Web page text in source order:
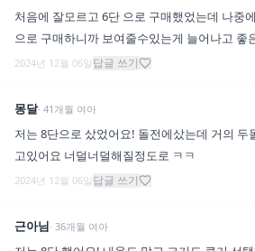
처음에 잘모르고 6단 으로 구매했었는데 나중
으로 구매하니까 보여줄수있는게 늘어나고 좋
2024년 12월 06일 답글 쓰기
몽달· 41 개월 여아
저는 8단으로 샀었어요! 돌전에샀는데 거의 두
고있어요 너덜너덜해질정도로 ㅋㅋ
2024년 12월 06일 답글 쓰기
근아님· 36개월 여아